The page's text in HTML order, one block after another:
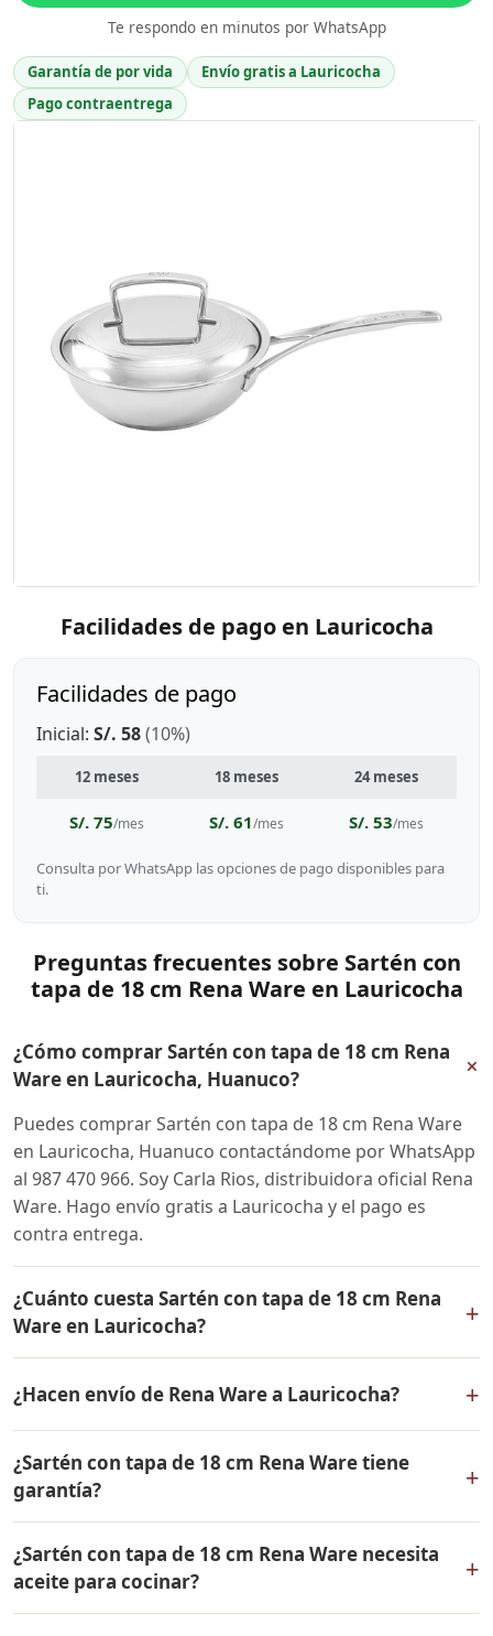
Te respondo en minutos por WhatsApp
Garantía de por vida
Envío gratis a Lauricocha
Pago contraentrega
Facilidades de pago en Lauricocha
Facilidades de pago
Inicial: S/. 58(10%)
12 meses 18 meses 24 meses
S/. 75/mes S/. 61/mes S/. 53/mes
Consulta por WhatsApp las opciones de pago disponibles para
ti.
Preguntas frecuentes sobre Sartén con
tapa de 18 cm Rena Ware en Lauricocha
¿Cómo comprar Sartén con tapa de 18 cm Rena
Ware en Lauricocha, Huanuco?
+
Puedes comprar Sartén con tapa de 18 cm Rena Ware
en Lauricocha, Huanuco contactándome por WhatsApp
al 987 470 966. Soy Carla Rios, distribuidora oficial Rena
Ware. Hago envío gratis a Lauricocha y el pago es
contra entrega.
¿Cuánto cuesta Sartén con tapa de 18 cm Rena
Ware en Lauricocha?
+
mismo en todo el Perú. Contáctame por WhatsApp para
conocer el precio actual, promociones disponibles y
facilidades de pago en cuotas desde el 10% de inicial.
¿Hacen envío de Rena Ware a Lauricocha? +
Rena Ware a Lauricocha, Huanuco y a todo el Perú. El
pago es contra entrega.
¿Sartén con tapa de 18 cm Rena Ware tiene
garantía?
+
de por vida contra defectos de fabricación. Todos los
productos Rena Ware están fabricados en acero
inoxidable quirúrgico 18/10 de la más alta calidad.
¿Sartén con tapa de 18 cm Rena Ware necesita
aceite para cocinar?
+